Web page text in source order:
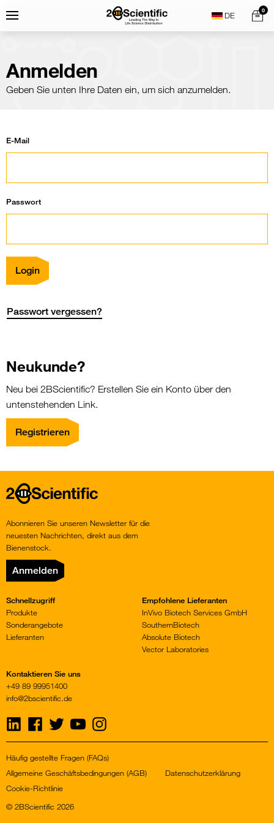
toMenu
Home
0
Anmelden
Geben Sie unten Ihre Daten ein, um sich anzumelden.
E-Mail
Passwort
Login
Passwort vergessen?
Neukunde?
Neu bei 2BScientific? Erstellen Sie ein Konto über den
untenstehenden Link.
Registrieren
Home
Abonnieren Sie unseren Newsletter für die
neuesten Nachrichten, direkt aus dem
Bienenstock.
Anmelden
Schnellzugriff
Produkte
Sonderangebote
Lieferanten
Empfohlene Lieferanten
InVivo Biotech Services GmbH
SouthernBiotech
Absolute Biotech
Vector Laboratories
Kontaktieren Sie uns
+49 89 99951400
info@2bscientific.de
Visit
us
on
Visit
on
Visit
us
on
Visit
us
on
Visit
us
on
© 2BScientific 2026
Häufig gestellte Fragen (FAQs)
Allgemeine Geschäftsbedingungen (AGB)
Datenschutzerklärung
Cookie-Richtlinie